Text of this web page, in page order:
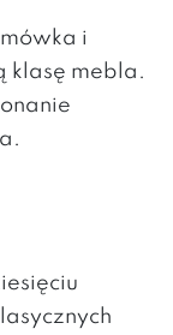
i
klasę mebla.